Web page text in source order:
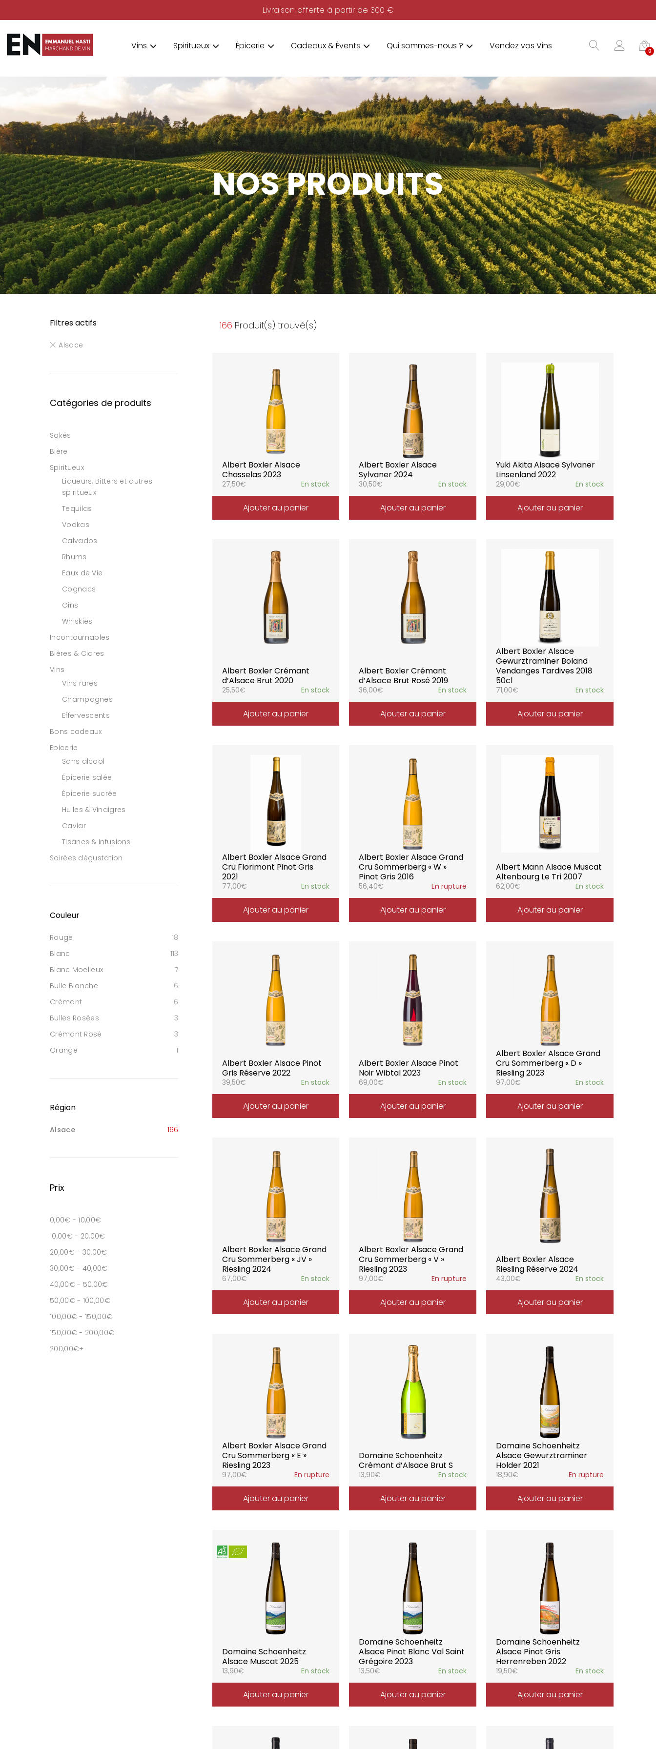
Livraison offerte à partir de 300 €
Vins Spiritueux Épicerie Cadeaux & Évents Qui sommes-nous ? Vendez vos Vins 0
NOS PRODUITS
166 Produit(s) trouvé(s)
Albert Boxler Alsace
Chasselas 2023
27,50€ En stock
Ajouter au panier
Albert Boxler Alsace
Sylvaner 2024
30,50€ En stock
Ajouter au panier
Yuki Akita Alsace Sylvaner
Linsenland 2022
29,00€ En stock
Ajouter au panier
Albert Boxler Crémant
d’Alsace Brut 2020
25,50€ En stock
Ajouter au panier
Albert Boxler Crémant
d’Alsace Brut Rosé 2019
36,00€ En stock
Ajouter au panier
Albert Boxler Alsace
Gewurztraminer Boland
Vendanges Tardives 2018
50cl
71,00€ En stock
Ajouter au panier
Albert Boxler Alsace Grand
Cru Florimont Pinot Gris
2021
77,00€ En stock
Ajouter au panier
Albert Boxler Alsace Grand
Cru Sommerberg « W »
Pinot Gris 2016
56,40€ En rupture
Ajouter au panier
Albert Mann Alsace Muscat
Altenbourg Le Tri 2007
62,00€ En stock
Ajouter au panier
Albert Boxler Alsace Pinot
Gris Réserve 2022
39,50€ En stock
Ajouter au panier
Albert Boxler Alsace Pinot
Noir Wibtal 2023
69,00€ En stock
Ajouter au panier
Albert Boxler Alsace Grand
Cru Sommerberg « D »
Riesling 2023
97,00€ En stock
Ajouter au panier
Albert Boxler Alsace Grand
Cru Sommerberg « JV »
Riesling 2024
67,00€ En stock
Ajouter au panier
Albert Boxler Alsace Grand
Cru Sommerberg « V »
Riesling 2023
97,00€ En rupture
Ajouter au panier
Albert Boxler Alsace
Riesling Réserve 2024
43,00€ En stock
Ajouter au panier
Albert Boxler Alsace Grand
Cru Sommerberg « E »
Riesling 2023
97,00€ En rupture
Ajouter au panier
Domaine Schoenheitz
Crémant d’Alsace Brut S
13,90€ En stock
Ajouter au panier
Domaine Schoenheitz
Alsace Gewurztraminer
Holder 2021
18,90€ En rupture
Ajouter au panier
Domaine Schoenheitz
Alsace Muscat 2025
13,90€ En stock
Ajouter au panier
Domaine Schoenheitz
Alsace Pinot Blanc Val Saint
Grégoire 2023
13,50€ En stock
Ajouter au panier
Domaine Schoenheitz
Alsace Pinot Gris
Herrenreben 2022
19,50€ En stock
Ajouter au panier
Filtres actifs
Alsace
Catégories de produits
Sakés
Bière
Spiritueux
Liqueurs, Bitters et autres
spiritueux
Tequilas
Vodkas
Calvados
Rhums
Eaux de Vie
Cognacs
Gins
Whiskies
Incontournables
Bières & Cidres
Vins
Vins rares
Champagnes
Effervescents
Bons cadeaux
Epicerie
Sans alcool
Épicerie salée
Épicerie sucrée
Huiles & Vinaigres
Caviar
Tisanes & Infusions
Soirées dégustation
Couleur
Rouge
18
Blanc
113
Blanc Moelleux
7
Bulle Blanche
6
Crémant
6
Bulles Rosées
3
Crémant Rosé
3
Orange
1
Région
Alsace 166
Prix
0,00€ -10,00€
10,00€ - 20,00€
20,00€ - 30,00€
30,00€ - 40,00€
40,00€ - 50,00€
50,00€ - 100,00€
100,00€ -150,00€
150,00€ - 200,00€
200,00€+